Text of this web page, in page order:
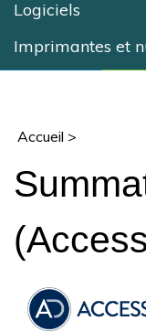
Logiciels
Imprimantes et
Accueil >